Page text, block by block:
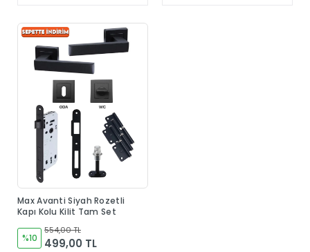
Max Avanti Siyah Rozetli
Kapı Kolu Kilit Tam Set
%10
554,00 TL
499,00 TL